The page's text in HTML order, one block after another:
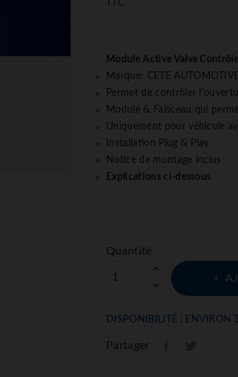
TTC
Module Active Valve
Marque: CETE AUTOMOTIVE
Permet de contrôler
Module & Faisceau qui
Uniquement pour véhicule
Installation Plug & Play
Notice de montage inclus
Explications ci-dessous
Quantité
DISPONIBILITÉ : ENVIRON
Partager